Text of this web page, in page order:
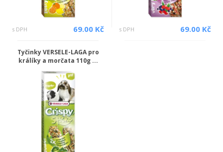
s DPH 69.00 Kč s DPH 69.00 Kč
Tyčinky VERSELE-LAGA pro
králíky a morčata 110g ...